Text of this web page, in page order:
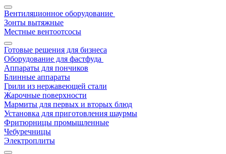
Вентиляционное оборудование
Зонты вытяжные
Местные вентоотсосы
Готовые решения для бизнеса
Оборудование для фастфуда
Аппараты для пончиков
Блинные аппараты
Грили из нержавеющей стали
Жарочные поверхности
Мармиты для первых и вторых блюд
Установка для приготовления шаурмы
Фритюрницы промышленные
Чебуречницы
Электроплиты